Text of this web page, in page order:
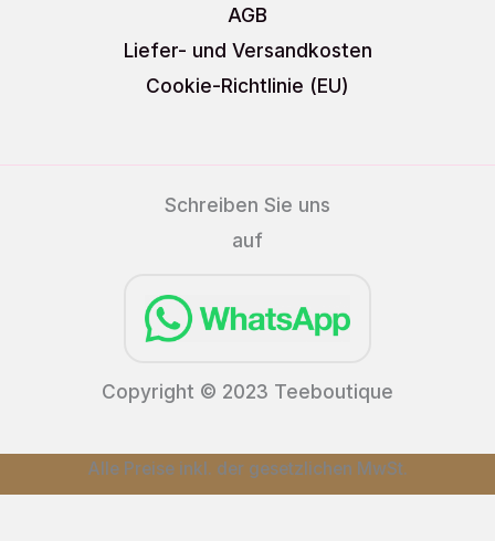
AGB
Liefer- und Versandkosten
Cookie-Richtlinie (EU)
Schreiben Sie uns
auf
Copyright © 2023 Teeboutique
Alle Preise inkl. der gesetzlichen MwSt.